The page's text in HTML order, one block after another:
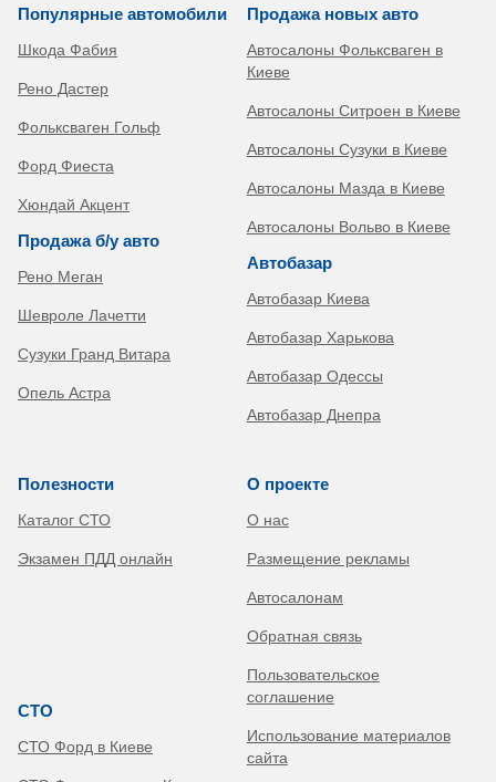
Популярные автомобили
Шкода Фабия
Рено Дастер
Фольксваген Гольф
Форд Фиеста
Хюндай Акцент
Продажа б/у авто
Рено Меган
Шевроле Лачетти
Сузуки Гранд Витара
Опель Астра
Продажа новых авто
Автосалоны Фольксваген в
Киеве
Автосалоны Ситроен в Киеве
Автосалоны Сузуки в Киеве
Автосалоны Мазда в Киеве
Автосалоны Вольво в Киеве
Автобазар
Автобазар Киева
Автобазар Харькова
Автобазар Одессы
Автобазар Днепра
Полезности
Каталог СТО
Экзамен ПДД онлайн
СТО
СТО Форд в Киеве
О проекте
О нас
Размещение рекламы
Автосалонам
Обратная связь
Пользовательское
соглашение
Использование материалов
сайта